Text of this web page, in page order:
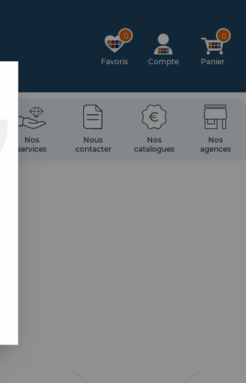
0
Favoris Compte
0
Panier
Nos
services
Nous
contacter
Nos
catalogues
Nos
agences